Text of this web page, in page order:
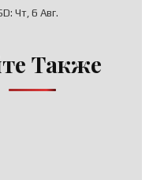
: Чт, 6 Авг.
Также